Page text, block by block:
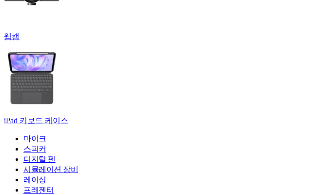
웹캠
iPad 키보드 케이스
마이크
스피커
디지털 펜
시뮬레이션 장비
레이싱
프레젠터